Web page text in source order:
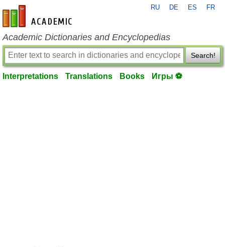
en-academic.com
RU DE ES FR
Academic Dictionaries and Encyclopedias
Search!
Interpretations Translations Books Игры ⚽